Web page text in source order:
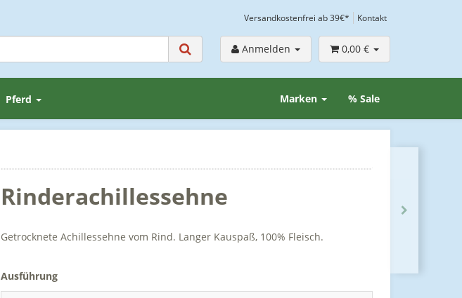
Versandkostenfrei ab 39€* Kontakt
Anmelden 0,00 €
Pferd % Sale
Marken
Rinderachillessehne
Getrocknete Achillessehne vom Rind. Langer Kauspaß, 100% Fleisch.
Ausführung